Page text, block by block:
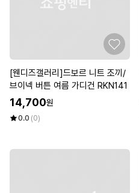
[웬디즈갤러리]드보르 니트 조끼/
브이넥 버튼 여름 가디건 RKN141
14,700원
0.0 (0)